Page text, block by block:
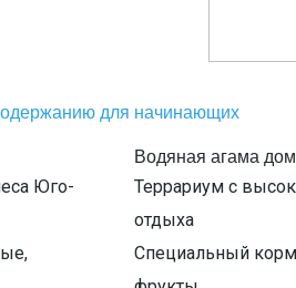
для начинающих
Водяная агама
Юго-
Террариум с
отдыха
Специальный